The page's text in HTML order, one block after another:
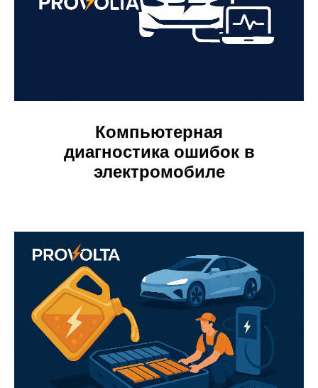
Компьютерная
диагностика ошибок в
электромобиле